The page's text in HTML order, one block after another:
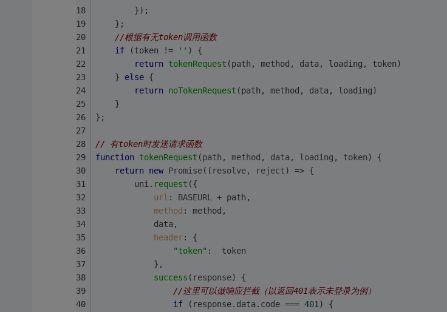
        });
    };
//根据有无token调用函数
if (token != '' ) {
return tokenRequest (path, method, data, loading, token)
    }
else {
return noTokenRequest (path, method, data, loading)
    }
};
// 有token时发送请求函数
function tokenRequest (path, method, data, loading, token) {
return new Promise( ( resolve, reject) => {
        uni.
request ({
url : BASEURL + path,
method : method,
            data,
header: {
"token" :  token
            },
success ( response) {
//这里可以做响应拦截（以返回401表示未登录为例）
if (response. data . code === 401) {